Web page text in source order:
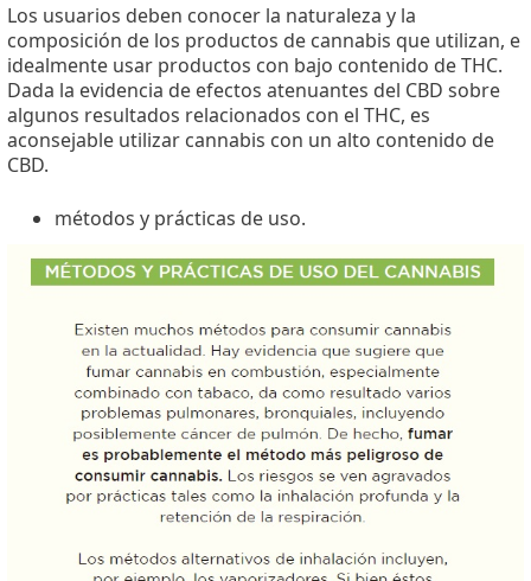
Los usuarios deben conocer la naturaleza y la
composición de los productos de cannabis que utilizan, e
idealmente usar productos con bajo contenido de THC.
Dada la evidencia de efectos atenuantes del CBD sobre
algunos resultados relacionados con el THC, es
aconsejable utilizar cannabis con un alto contenido de
CBD.
métodos y prácticas de uso.